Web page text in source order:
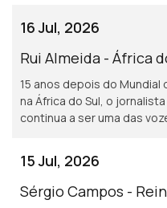
Portugueses nos Estados
16 Jul, 2026
Rui Almeida - África
15 anos depois do Mundial
na África do Sul, o jornalista
continua a ser uma das
lusofonia.
15 Jul, 2026
Sérgio Campos -